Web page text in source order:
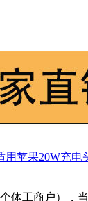
用苹果20W充电
体工商户），